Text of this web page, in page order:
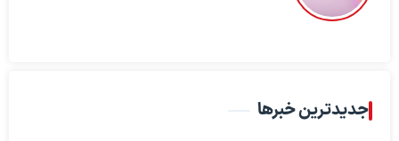
جدیدترین خبرها